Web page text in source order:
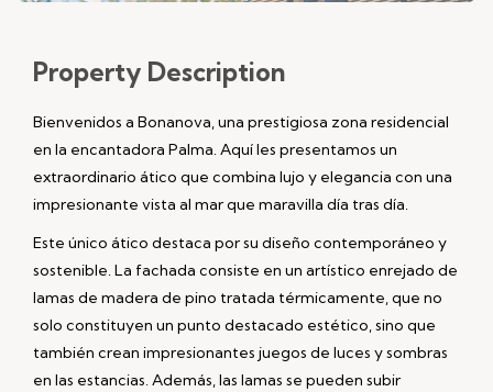
Property Description
Bienvenidos a Bonanova, una prestigiosa zona residencial
en la encantadora Palma. Aquí les presentamos un
extraordinario ático que combina lujo y elegancia con una
impresionante vista al mar que maravilla día tras día.
Este único ático destaca por su diseño contemporáneo y
sostenible. La fachada consiste en un artístico enrejado de
lamas de madera de pino tratada térmicamente, que no
solo constituyen un punto destacado estético, sino que
también crean impresionantes juegos de luces y sombras
en las estancias. Además, las lamas se pueden subir